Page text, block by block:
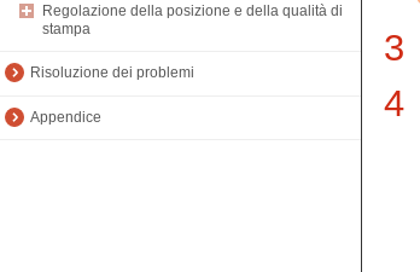
Regolazione della posizione e della qualità di
stampa
Risoluzione dei problemi
Appendice
3
4